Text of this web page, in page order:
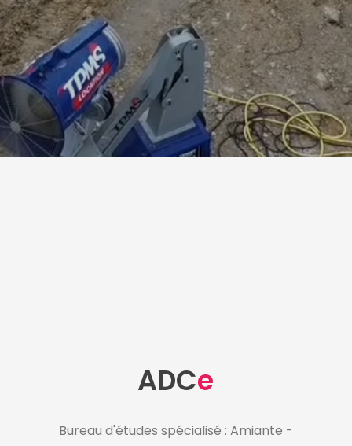
ADCe
Bureau d'études spécialisé : Amiante -